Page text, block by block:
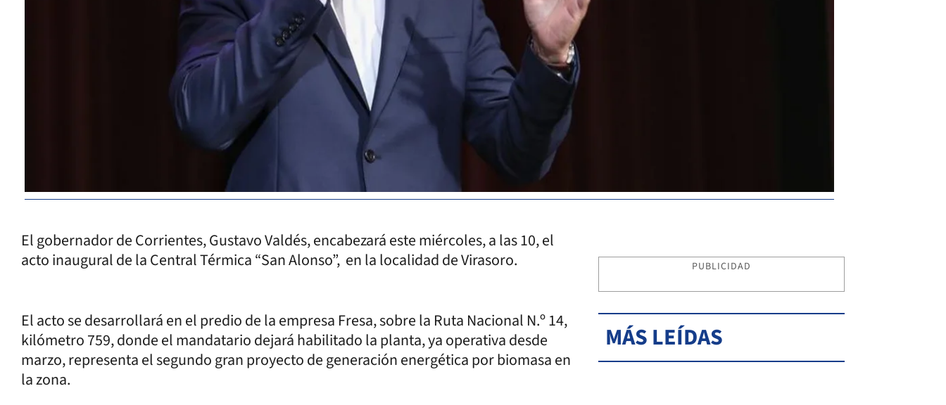
El gobernador de Corrientes, Gustavo Valdés, encabezará este miércoles, a las 10, el
acto inaugural de la Central Térmica “San Alonso”, en la localidad de Virasoro.
El acto se desarrollará en el predio de la empresa Fresa, sobre la Ruta Nacional N.º 14,
kilómetro 759, donde el mandatario dejará habilitado la planta, ya operativa desde
marzo, representa el segundo gran proyecto de generación energética por biomasa en
la zona.
PUBLICIDAD
MÁS LEÍDAS